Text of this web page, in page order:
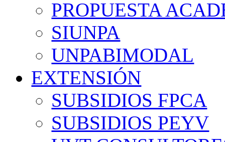
PROPUESTA
SIUNPA
UNPABIMODAL
EXTENSIÓN
SUBSIDIOS FPCA
SUBSIDIOS PEYV